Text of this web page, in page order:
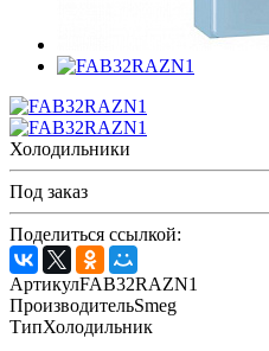
Холодильники
Под заказ
Поделиться ссылкой:
АртикулFAB32RAZN1
ПроизводительSmeg
ТипХолодильник